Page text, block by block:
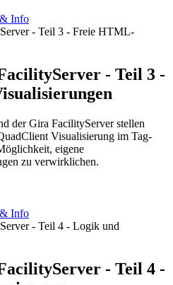
Info
- Teil 3 -
der Gira FacilityServer stellen
Visualisierung im Tag-
eigene
zu verwirklichen.
Info
- Teil 4 -